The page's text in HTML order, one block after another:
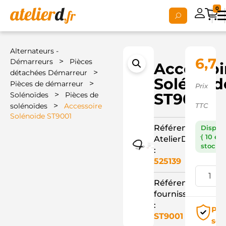
0
Alternateurs -
Démarreurs
>
Pièces
détachées Démarreur
>
Pièces de démarreur >
Solénoïdes >
Pièces de
solénoïdes
>
Accessoire
Solénoide ST9001
ST9001
Référence
AtelierD
:
525139
Référence
fournisseur
:
ST9001
6,76
Prix
TTC
( 10 en
stock )